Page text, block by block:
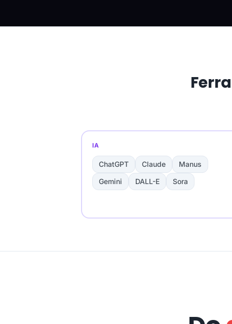
IA
ChatGPT Claude
Manus
Gemini
DALL-E Sora